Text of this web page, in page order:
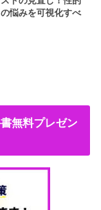
悩みを可視化すべ
無料プレゼン